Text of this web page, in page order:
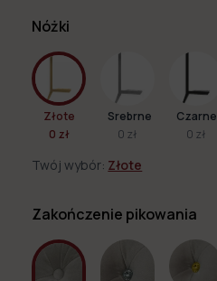
Nóżki
Złote
0 zł
Srebrne
0 zł
Czarne
0 zł
Twój wybór: Złote
Zakończenie pikowania